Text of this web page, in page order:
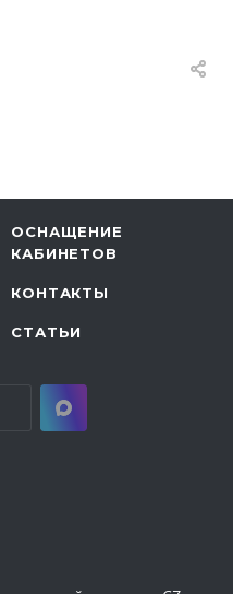
ОСНАЩЕНИЕ
КАБИНЕТОВ
КОНТАКТЫ
СТАТЬИ